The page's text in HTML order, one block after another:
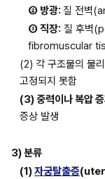
② 방광: 질 전벽
③ 직장: 질 후벽
fibromuscular
(2) 각 구조물의 물
고정되지 못함
(3) 중력이나 복압
증상 발생
3) 분류
(1) 자궁탈출증